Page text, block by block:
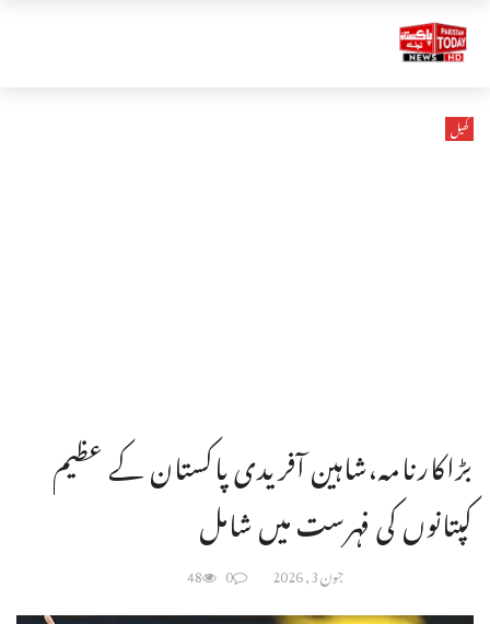
کھیل
بڑاکارنامہ،شاہین آفریدی پاکستان کے عظیم
کپتانوں کی فہرست میں شامل
جون 3, 2026 0
48